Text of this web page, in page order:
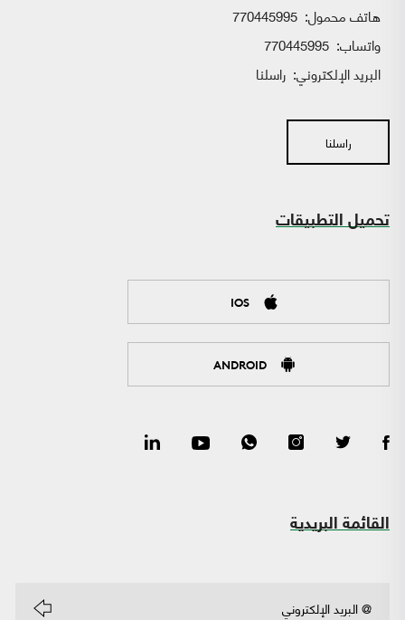
هاتف محمول: 770445995
واتساب:
البريد الإلكتروني: راسلنا
راسلنا
تحميل التطبيقات
IOS
ANDROID
القائمة البريدية